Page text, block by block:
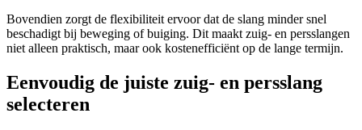
Bovendien zorgt de flexibiliteit ervoor dat de slang minder snel
beschadigt bij beweging of buiging. Dit maakt zuig- en persslangen
niet alleen praktisch, maar ook kostenefficiënt op de lange termijn.
Eenvoudig de juiste zuig- en persslang
selecteren